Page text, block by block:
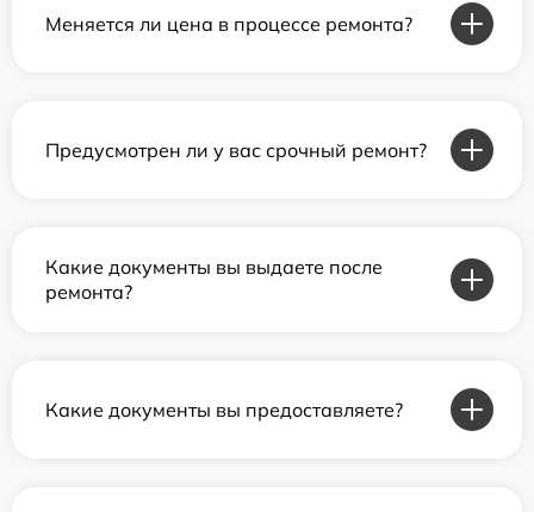
Меняется ли цена в процессе ремонта?
Предусмотрен ли у вас срочный ремонт?
Какие документы вы выдаете после
ремонта?
Какие документы вы предоставляете?